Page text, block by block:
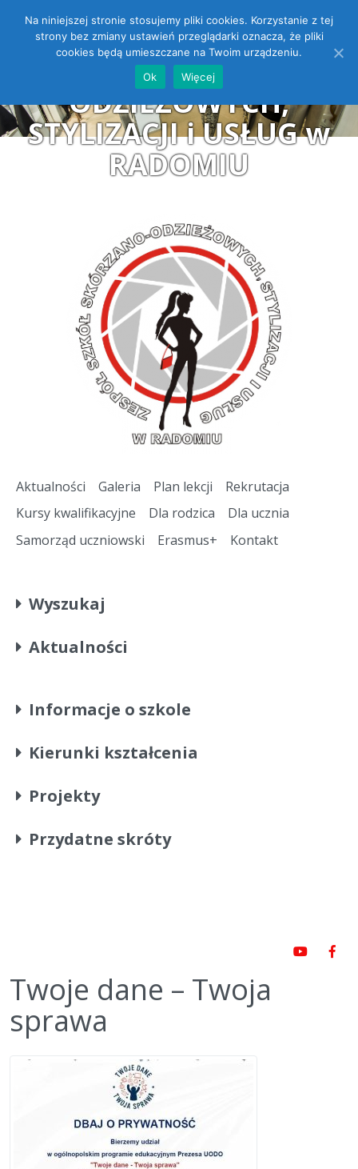
Open toolbar
ZESPÓŁ SZKÓŁ
SKÓRZANO-
ODZIEŻOWYCH,
STYLIZACJI i USŁUG w
RADOMIU
Aktualności Galeria Plan lekcji
Rekrutacja
Kursy kwalifikacyjne
Dla rodzica
Dla ucznia
Samorząd uczniowski
Erasmus+ Kontakt
Wyszukaj
Aktualności
Informacje o szkole
Kierunki kształcenia
Projekty
Przydatne skróty
Twoje dane – Twoja
sprawa
Na niniejszej stronie stosujemy pliki cookies. Korzystanie z tej
strony bez zmiany ustawień przeglądarki oznacza, że pliki
cookies będą umieszczane na Twoim urządzeniu.
Ok
Więcej